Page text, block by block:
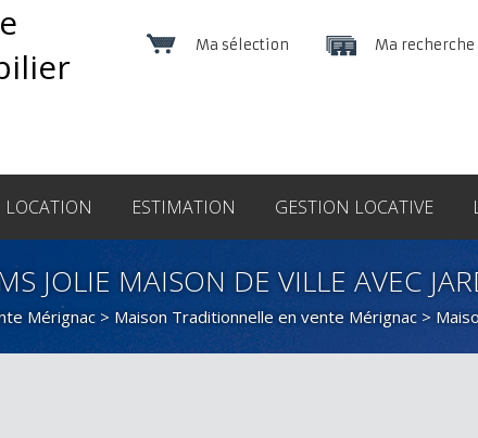
Ma recherche
Ma sélection
LOCATION ESTIMATION GESTION LOCATIVE
JOLIE MAISON DE VILLE AVEC
Mérignac > Maison Traditionnelle en vente Mérignac >